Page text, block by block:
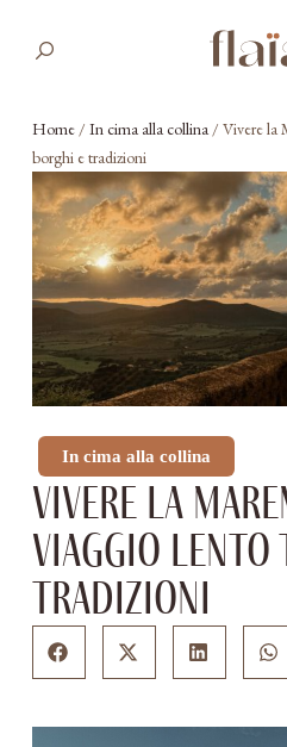
Home/ In cima alla collina/ Vivere la
borghi e tradizioni
In cima alla collina
Vivere la
viaggio lento
tradizioni